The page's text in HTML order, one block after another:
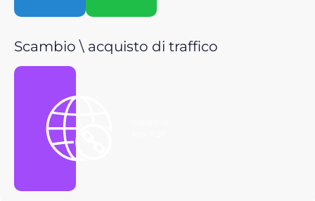
Scambio \ acquisto di traffico